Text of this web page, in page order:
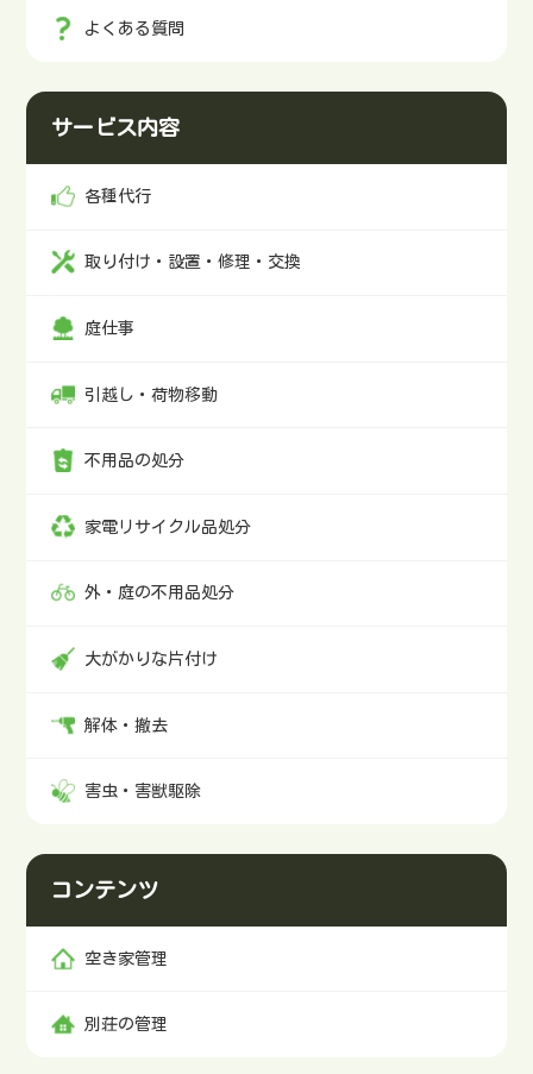
整理・片付け以外にも、幅広くサポートしています。不
にご相談ください。甲府市でコンテナ倉庫やトランクル
ームの整理・片付けは便利屋「大ちゃん」におまかせく
ださいコンテナ倉庫やトランクルームの整理・片付け作
内容や作業環境など、様々な要素により料金は異なりま
ール、ラインで対応いたします。まずは、お気軽にご相
におまかせください。料金は9,900円から対応可能です。
い合わせLINEでお問い合わせ※電話に出られず折り返す
よくある質問
サービス内容
各種代行
取り付け・設置・修理・交換
庭仕事
引越し・荷物移動
不用品の処分
家電リサイクル品処分
外・庭の不用品処分
大がかりな片付け
解体・撤去
害虫・害獣駆除
コンテンツ
空き家管理
別荘の管理